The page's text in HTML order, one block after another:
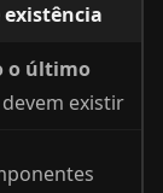
o último
existir